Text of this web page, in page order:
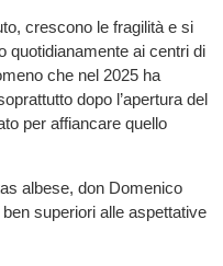
crescono le fragilità e si
quotidianamente ai centri di
che nel 2025 ha
dopo l’apertura del
per affiancare quello
albese, don Domenico
superiori alle aspettative